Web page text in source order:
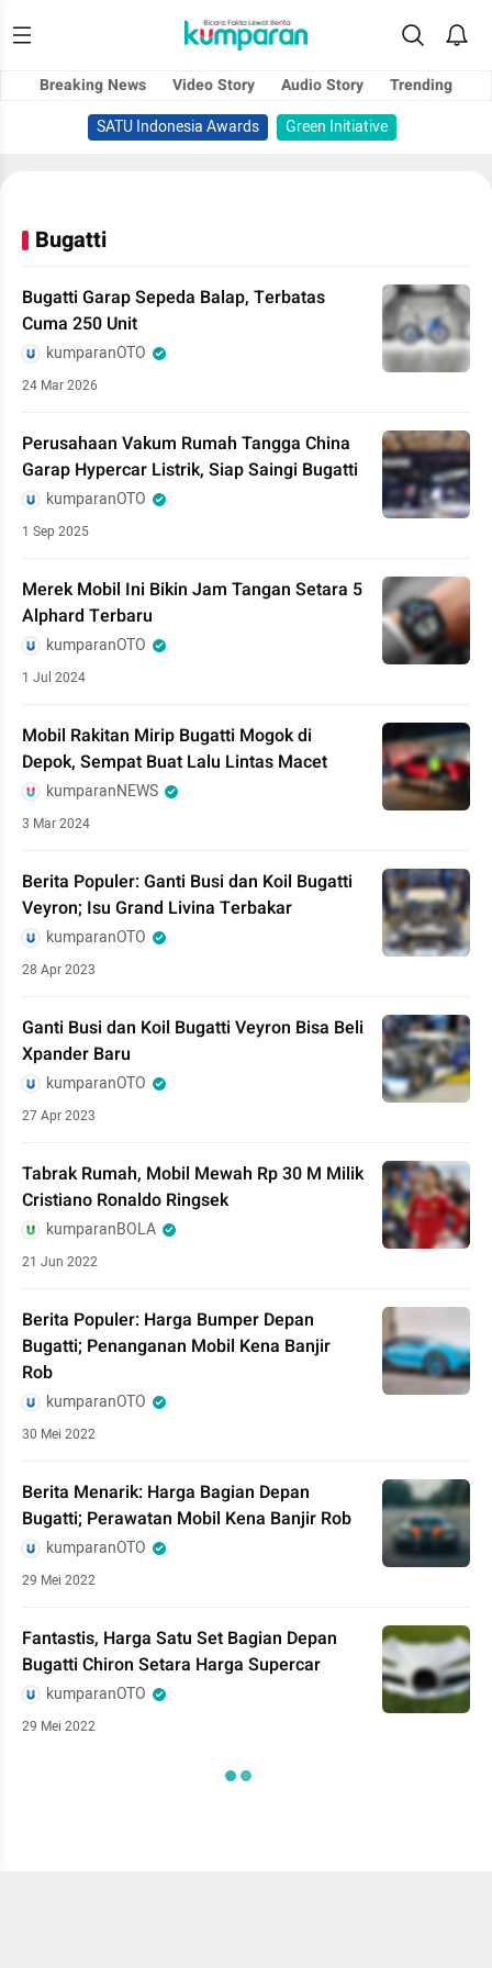
Breaking News Video Story Audio Story
Trending
SATU Indonesia Awards
Green Initiative
Bugatti
Bugatti Garap Sepeda Balap, Terbatas
Cuma 250 Unit
kumparanOTO
24 Mar 2026
Perusahaan Vakum Rumah Tangga China
Garap Hypercar Listrik, Siap Saingi Bugatti
kumparanOTO
1 Sep 2025
Merek Mobil Ini Bikin Jam Tangan Setara 5
Alphard Terbaru
kumparanOTO
1 Jul 2024
Mobil Rakitan Mirip Bugatti Mogok di
Depok, Sempat Buat Lalu Lintas Macet
kumparanNEWS
3 Mar 2024
Berita Populer: Ganti Busi dan Koil Bugatti
Veyron; Isu Grand Livina Terbakar
kumparanOTO
28 Apr 2023
Ganti Busi dan Koil Bugatti Veyron Bisa Beli
Xpander Baru
kumparanOTO
27 Apr 2023
Tabrak Rumah, Mobil Mewah Rp 30 M Milik
Cristiano Ronaldo Ringsek
kumparanBOLA
21 Jun 2022
Berita Populer: Harga Bumper Depan
Bugatti; Penanganan Mobil Kena Banjir
Rob
kumparanOTO
30 Mei 2022
Berita Menarik: Harga Bagian Depan
Bugatti; Perawatan Mobil Kena Banjir Rob
kumparanOTO
29 Mei 2022
Fantastis, Harga Satu Set Bagian Depan
Bugatti Chiron Setara Harga Supercar
kumparanOTO
29 Mei 2022